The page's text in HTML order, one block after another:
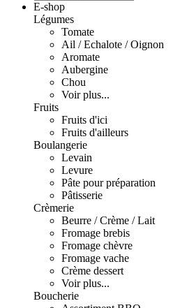
E-shop
Légumes
Tomate
Ail / Echalote / Oignon
Aromate
Aubergine
Chou
Voir plus...
Fruits
Fruits d'ici
Fruits d'ailleurs
Boulangerie
Levain
Levure
Pâte pour préparation
Pâtisserie
Crèmerie
Beurre / Crème / Lait
Fromage brebis
Fromage chèvre
Fromage vache
Crème dessert
Voir plus...
Boucherie